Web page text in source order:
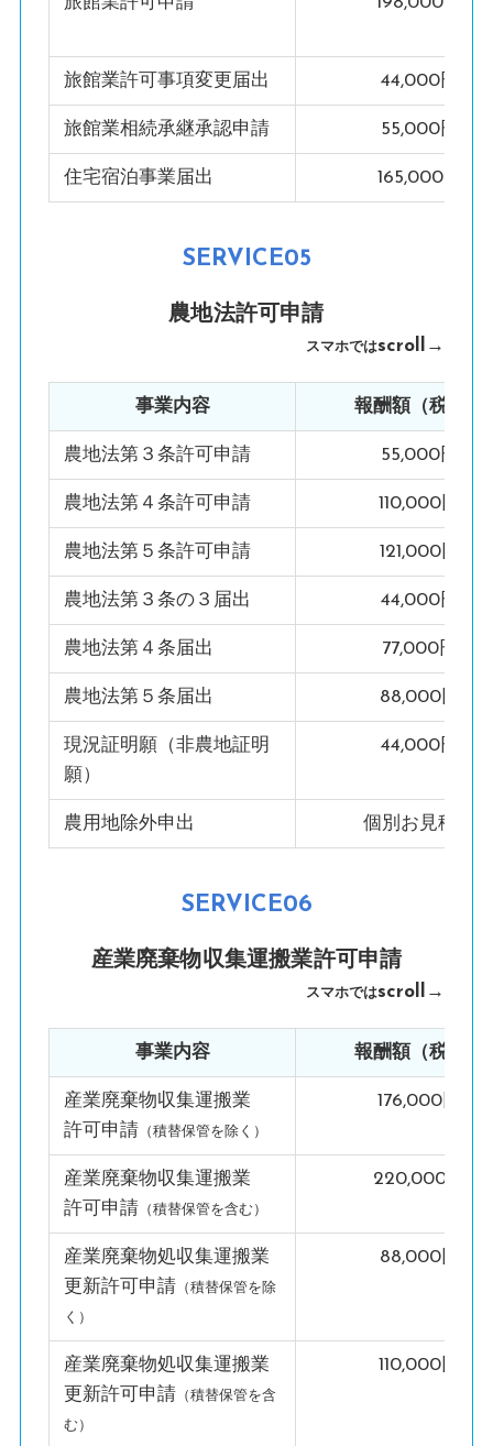
旅館業許可事項変更届出 44,000円
旅館業相続承継承認申請 55,000円
住宅宿泊事業届出 165,000円
SERVICE05
農地法許可申請
スマホではscroll→
事業内容 報酬額（税込）
農地法第３条許可申請 55,000円
農地法第４条許可申請 110,000円
農地法第５条許可申請 121,000円
農地法第３条の３届出 44,000円
農地法第４条届出 77,000円
農地法第５条届出 88,000円
現況証明願（非農地証明
願）
44,000円
農用地除外申出 個別お見積り
SERVICE06
産業廃棄物収集運搬業許可申請
スマホではscroll→
事業内容 報酬額（税込）
産業廃棄物収集運搬業
許可申請 （積替保管を除く）
176,000円
産業廃棄物収集運搬業
許可申請 （積替保管を含む）
220,000円
産業廃棄物処収集運搬業
更新許可申請 （積替保管を除
く）
88,000円
産業廃棄物処収集運搬業
更新許可申請 （積替保管を含
む）
110,000円